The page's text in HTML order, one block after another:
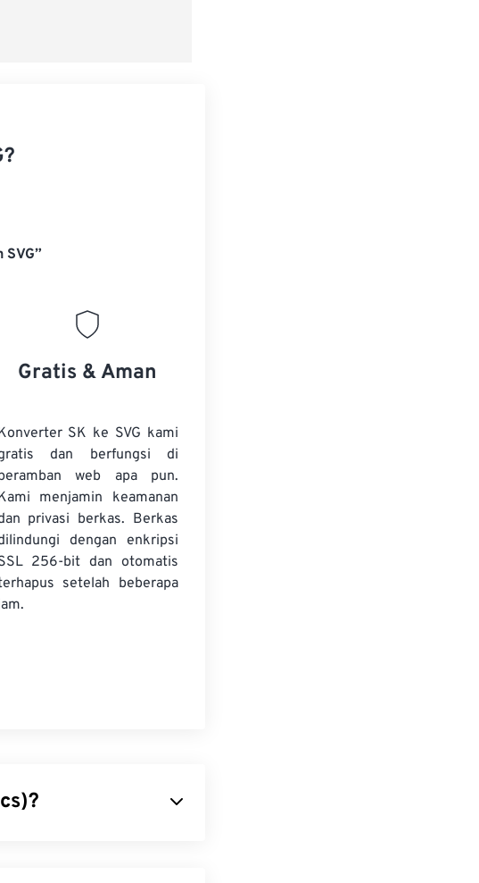
SVG”
Gratis & Aman
SK ke SVG kami
dan berfungsi di
web apa pun.
menjamin keamanan
privasi berkas. Berkas
dengan enkripsi
256-bit dan otomatis
setelah beberapa